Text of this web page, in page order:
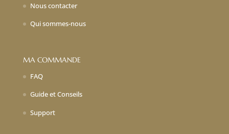
Nous contacter
Qui sommes-nous
MA COMMANDE
FAQ
Guide et Conseils
Support